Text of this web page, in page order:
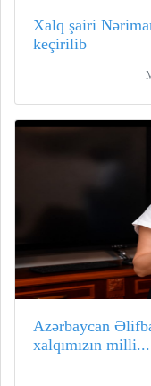
Xalq şairi
keçirilib
Azərbaycan
xalqımızın milli...